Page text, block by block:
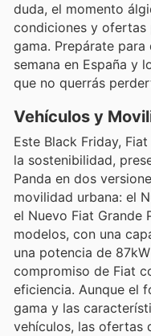
duda, el momento
condiciones y
gama. Prepárate
semana en España y
que no querrás
Vehículos y
Este Black Friday,
la sostenibilidad,
Panda en dos
movilidad urbana: el
el Nuevo Fiat Grande
modelos, con una
una potencia de
compromiso de Fiat
eficiencia. Aunque el
gama y las
vehículos, las ofertas